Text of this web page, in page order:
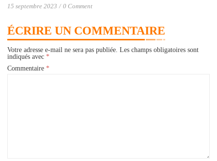
15 septembre 2023 / 0 Comment
ÉCRIRE UN COMMENTAIRE
Votre adresse e-mail ne sera pas publiée. Les champs obligatoires sont
indiqués avec *
Commentaire *